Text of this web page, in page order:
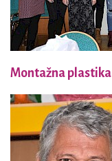
Montažna plastika